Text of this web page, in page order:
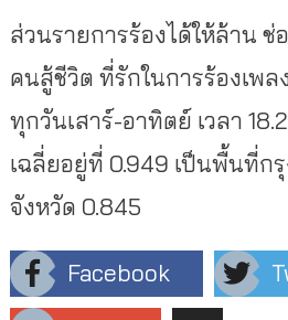
ส่วนรายการร้องได้ให้ล้าน ช่
คนสู้ชีวิต ที่รักในการร้องเพ
ทุกวันเสาร์-อาทิตย์ เวลา
เฉลี่ยอยู่ที่ 0.949 เป็นพื้นที่กรุ
จังหวัด 0.845
Facebook